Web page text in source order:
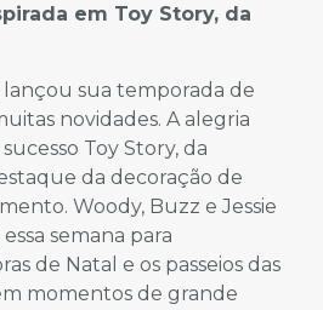
em Toy Story, da
sua temporada de
novidades. A alegria
Toy Story, da
da decoração de
Woody, Buzz e Jessie
semana para
de Natal e os passeios das
momentos de grande